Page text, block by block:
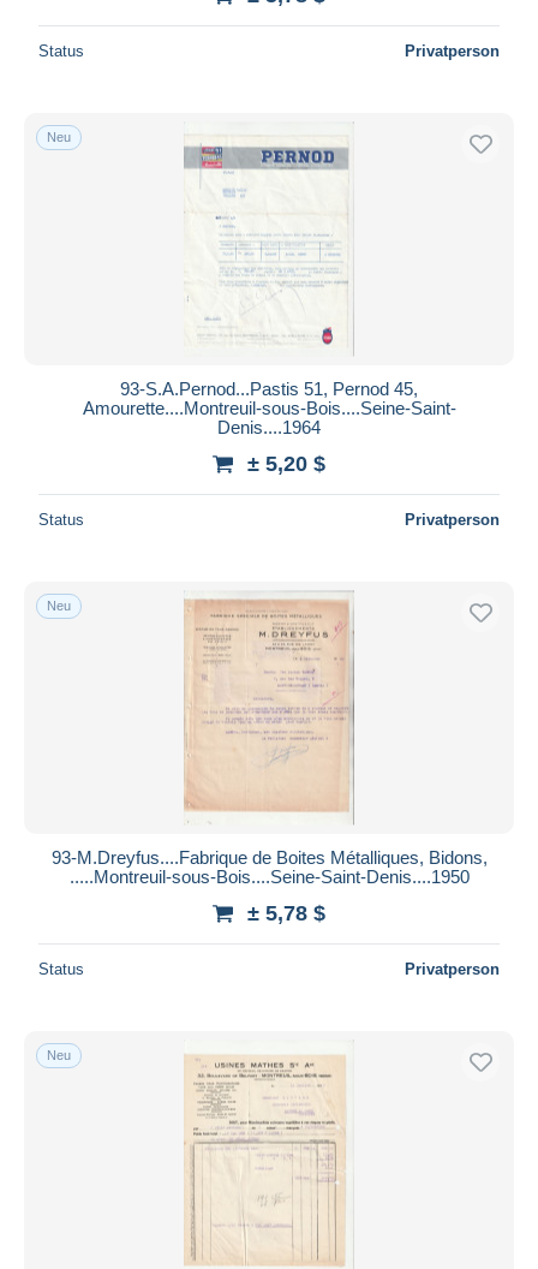
Status Privatperson
Neu
93-S.A.Pernod...Pastis 51, Pernod 45,
Amourette....Montreuil-sous-Bois....Seine-Saint-
Denis....1964
± 5,20 $
Status Privatperson
Neu
93-M.Dreyfus....Fabrique de Boites Métalliques, Bidons,
.....Montreuil-sous-Bois....Seine-Saint-Denis....1950
± 5,78 $
Status Privatperson
Neu